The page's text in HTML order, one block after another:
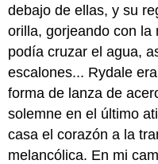
debajo de ellas, y su
orilla, gorjeando con la
podía cruzar el agua,
escalones... Rydale
forma de lanza de
solemne en el último
casa el corazón a la
melancólica. En mi